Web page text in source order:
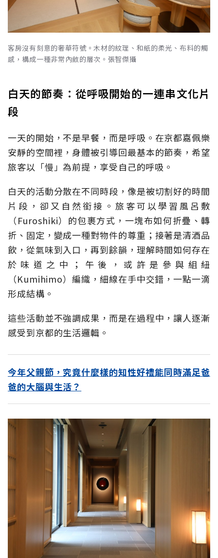
客房沒有刻意的奢華符號。木材的紋理、和紙的柔光、布料的觸
感，構成一種非常內斂的層次。張智傑攝
白天的節奏：從呼吸開始的一連串文化片
段
一天的開始，不是早餐，而是呼吸。在京都嘉佩樂
安靜的空間裡，身體被引導回最基本的節奏，希望
旅客以「慢」為前提，享受自己的呼吸。
白天的活動分散在不同時段，像是被切割好的時間
片段，卻又自然銜接。旅客可以學習風呂敷
（Furoshiki）的包裹方式，一塊布如何折疊、轉
折、固定，變成一種對物件的尊重；接著是清酒品
飲，從氣味到入口，再到餘韻，理解時間如何存在
於味道之中；午後，或許是參與組紐
（Kumihimo）編織，細線在手中交錯，一點一滴
形成結構。
這些活動並不強調成果，而是在過程中，讓人逐漸
感受到京都的生活邏輯。
今年父親節，究竟什麼樣的知性好禮能同時滿足爸
爸的大腦與生活？